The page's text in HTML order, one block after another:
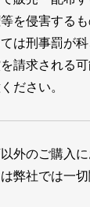
を侵害する
は刑事罰が
請求される
ださい。
外のご購入に
弊社では一